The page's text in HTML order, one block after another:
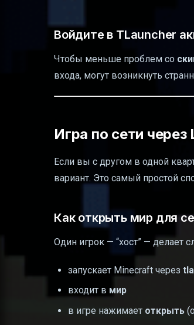
Войдите в TLauncher
Чтобы меньше проблем со
входа, могут возникнуть
Игра по сети
Если вы с другом в одной
вариант. Это самый простой
Как открыть мир для
Один игрок — “хост” — делает
запускает Minecraft через
входит в мир
в игре нажимает открыть